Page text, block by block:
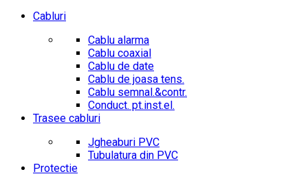
Cabluri
Cablu alarma
Cablu coaxial
Cablu de date
Cablu de joasa tens.
Cablu semnal.&contr.
Conduct. pt.inst.el.
Trasee cabluri
Jgheaburi PVC
Tubulatura din PVC
Protectie